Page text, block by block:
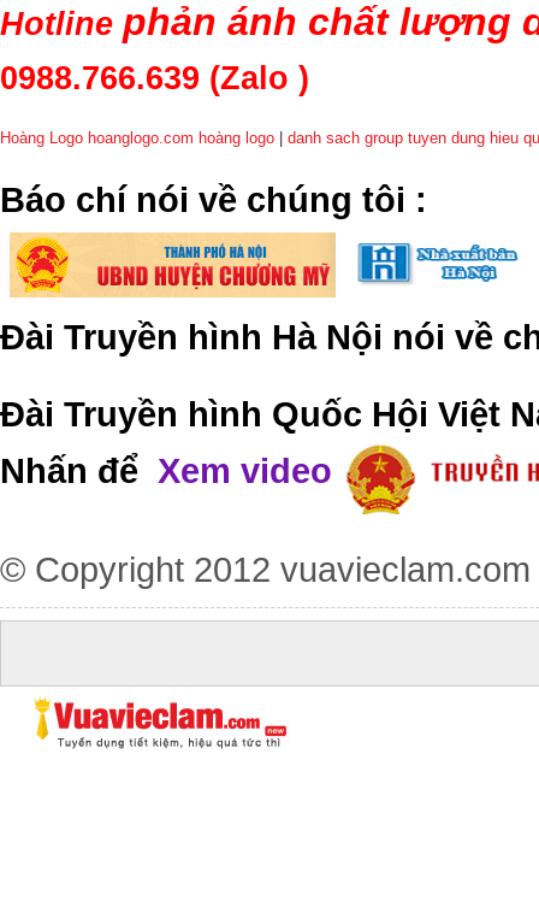
Hotline phản ánh chất lượng
0988.766.639 (Zalo )
Hoàng Logo hoanglogo.com hoàng logo danh sach group tuyen dung hieu
​Báo chí nói về chúng tôi :
Đài Truyền hình Hà Nội nói về
Đài Truyền hình Quốc Hội Việt
Nhấn để Xem video
© Copyright 2012 vuavieclam.com